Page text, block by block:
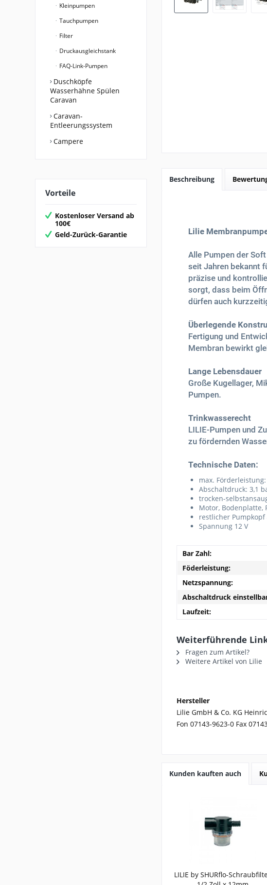
Kleinpumpen
Tauchpumpen
Filter
Druckausgleichstank
FAQ-Link-Pumpen
Duschköpfe
Wasserhähne Spülen
Caravan
Caravan-
Entleerungssystem
Campere
Vorteile
Kostenloser Versand ab
100€
Geld-Zurück-Garantie
Beschreibung
Lilie
Alle Pumpen der
seit Jahren bekannt
präzise und
sorgt, dass beim
dürfen auch
Überlegende
Fertigung und
Membran bewirkt
Lange Lebensdauer
Große Kugellager,
Pumpen.
Trinkwasserecht
LILIE-Pumpen und
zu fördernden
Technische Daten:
max.
Abschaltdruck: 3,1
trocken-
Motor, Bodenplatte,
restlicher Pumpkopf
Spannung 12 V
Bar Zahl:
Föderleistung:
Netzspannung:
Abschaltdruck
Laufzeit:
Weiterführende
Fragen zum Artikel?
Weitere Artikel von Lilie
Hersteller
Lilie GmbH & Co. KG
Fon 07143-9623-0 Fax
Kunden kauften auch
LILIE by SHURflo-